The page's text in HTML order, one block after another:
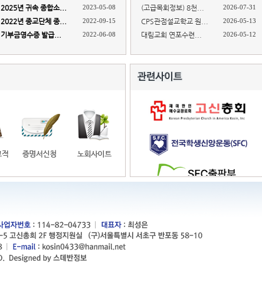
2025년 귀속 종합소... 2023-05-08
2022년 종교단체 종... 2022-09-15
기부금영수증 발급... 2022-06-08
(고급목회정보) 8천... 2026-07-31
CPS관점설교학교 원... 2026-05-13
대림교회 연포수련... 2026-05-12